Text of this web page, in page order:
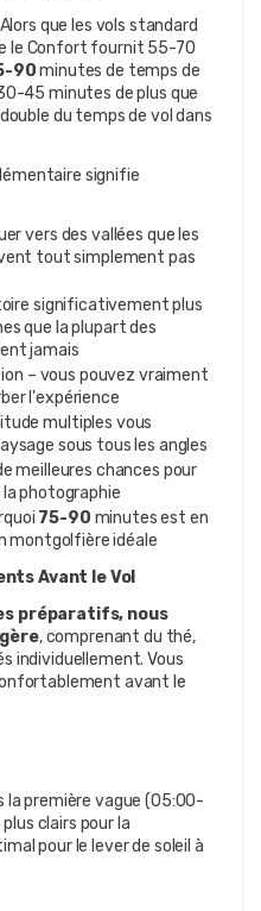
que les vols standard
le Confort fournit 55-70
90 minutes de temps de
45 minutes de plus que
du temps de vol dans
signifie
vers des vallées que les
tout simplement pas
significativement plus
que la plupart des
jamais
– vous pouvez vraiment
l'expérience
multiples vous
sous tous les angles
meilleures chances pour
photographie
75-90 minutes est en
montgolfière idéale
Avant le Vol
préparatifs, nous
, comprenant du thé,
individuellement. Vous
avant le
la première vague (05:00-
clairs pour la
pour le lever de soleil à